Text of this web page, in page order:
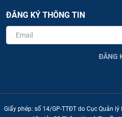
ĐĂNG KÝ THÔNG TIN
ĐĂNG
Giấy phép: số 14/GP-TTĐT do Cục Quản